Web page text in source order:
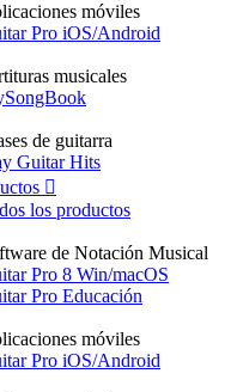
móviles
Pro iOS/Android
musicales
de guitarra
Guitar Hits

los productos
de Notación Musical
Pro 8 Win/macOS
Pro Educación
móviles
Pro iOS/Android